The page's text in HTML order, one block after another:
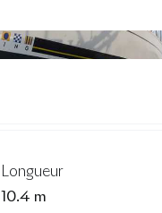
Longueur
10.4 m